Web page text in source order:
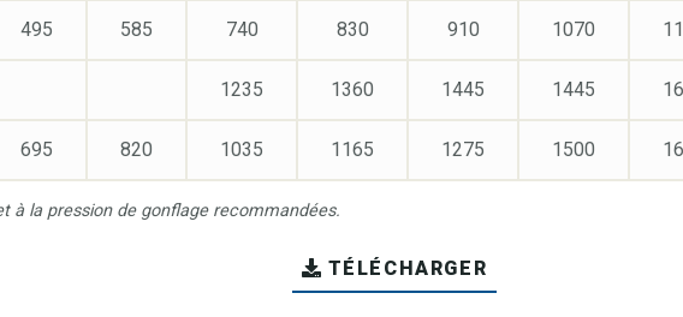
495
695
585
820
740
1235
1035
830
1360
1165
910
1445
1275
1070
1445
1500
à la pression de gonflage recommandées.
TÉLÉCHARGER